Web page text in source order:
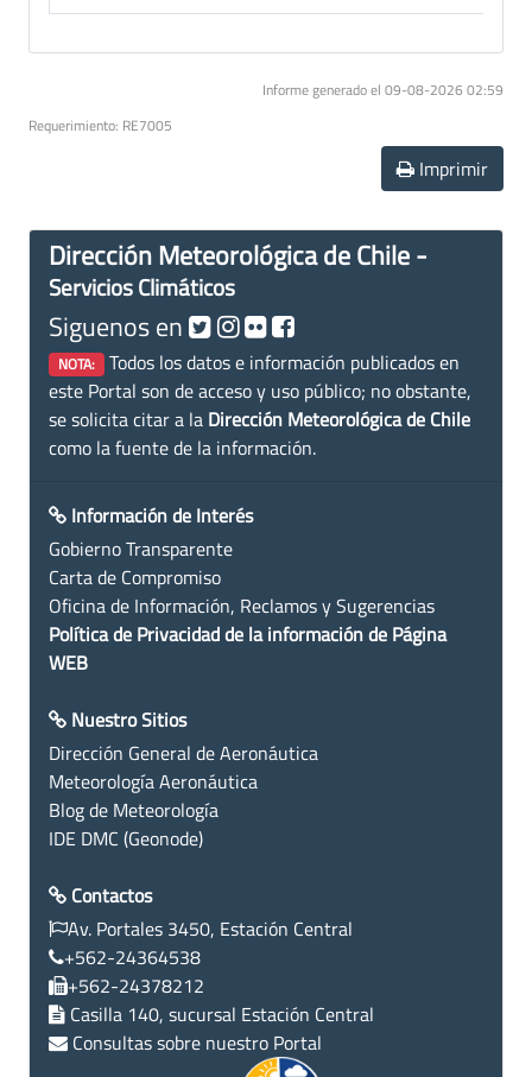
Informe generado el 09-08-2026 02:59
Requerimiento: RE7005
Imprimir
Dirección Meteorológica de Chile -
Servicios Climáticos
Siguenos en
NOTA: Todos los datos e información publicados en
este Portal son de acceso y uso público; no obstante,
se solicita citar a la Dirección Meteorológica de Chile
como la fuente de la información.
Información de Interés
Gobierno Transparente
Carta de Compromiso
Oficina de Información, Reclamos y Sugerencias
Política de Privacidad de la información de Página
WEB
Nuestro Sitios
Dirección General de Aeronáutica
Meteorología Aeronáutica
Blog de Meteorología
IDE DMC (Geonode)
Contactos
Av. Portales 3450, Estación Central
+562-24364538
+562-24378212
Casilla 140, sucursal Estación Central
Consultas sobre nuestro Portal